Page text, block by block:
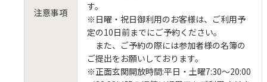
注意事項
す。
※日曜・祝日御利用のお客様は、ご利用予
定の10日前までにご予約ください。
また、ご予約の際には参加者様の名簿の
ご提出をお願いしております。
※正面玄関開放時間:平日・土曜7:30～20:00